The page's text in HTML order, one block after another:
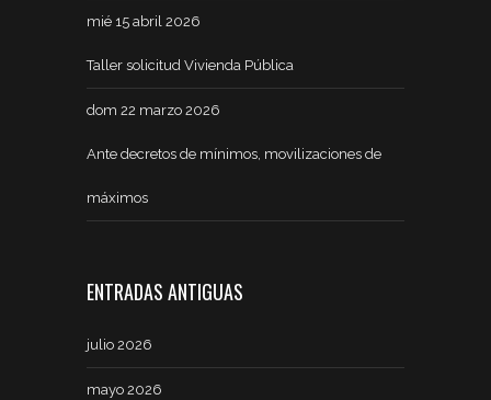
mié 15 abril 2026
Taller solicitud Vivienda Pública
dom 22 marzo 2026
Ante decretos de mínimos, movilizaciones de
máximos
ENTRADAS ANTIGUAS
julio 2026
mayo 2026